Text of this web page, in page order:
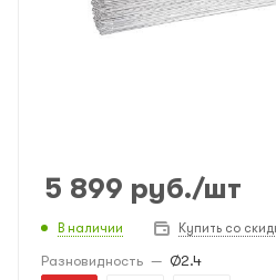
5 899 руб./шт
В наличии Купить со
Разновидность — Ø2.4